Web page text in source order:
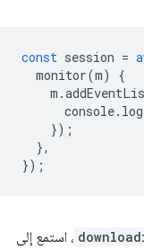
const session
monitor
m
m.
console.
، استمع إلى